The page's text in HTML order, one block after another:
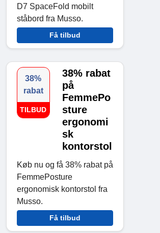
D7 SpaceFold mobilt
ståbord fra Musso.
Få tilbud
38%
rabat
TILBUD
38% rabat
på
FemmePo
sture
ergonomi
sk
kontorstol
Køb nu og få 38% rabat på
FemmePosture
ergonomisk kontorstol fra
Musso.
Få tilbud